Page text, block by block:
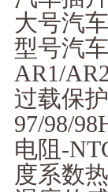
大号汽
型号汽
AR1/
过载保
97/98/
电阻-
度系数